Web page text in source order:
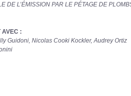
DE L’ÉMISSION PAR LE PÉTAGE DE
AVEC :
Guidoni, Nicolas Cooki Kockler, Audrey Ortiz